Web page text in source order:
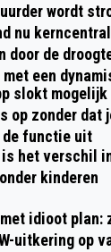
wordt
nu
door de
een
slokt
op zonder dat
de functie uit
is het verschil
kinderen
idioot plan:
uitkering op